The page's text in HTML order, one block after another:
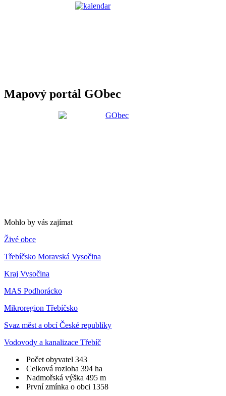
Mapový portál GObec
Mohlo by vás zajímat
Živé obce
Třebíčsko Moravská Vysočina
Kraj Vysočina
MAS Podhorácko
Mikroregion Třebíčsko
Svaz měst a obcí České republiky
Vodovody a kanalizace Třebíč
Počet obyvatel 343
Celková rozloha 394 ha
Nadmořská výška 495 m
První zmínka o obci 1358